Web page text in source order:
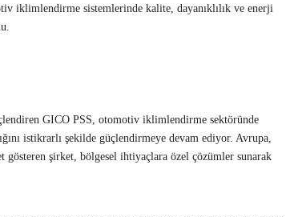
iklimlendirme sistemlerinde kalite, dayanıklılık ve enerji
GICO PSS, otomotiv iklimlendirme sektöründe
istikrarlı şekilde güçlendirmeye devam ediyor. Avrupa,
şirket, bölgesel ihtiyaçlara özel çözümler sunarak